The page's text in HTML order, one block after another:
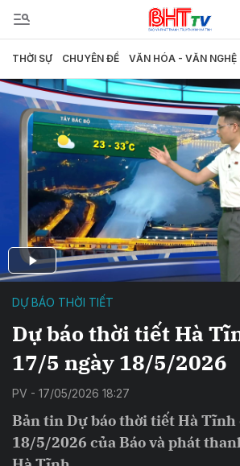
THỜI SỰ CHUYÊN ĐỀ VĂN HÓA - VĂN NGHỆ
DỰ BÁO THỜI TIẾT
Dự báo thời tiết Hà
17/5 ngày 18/5/2026
PV - 17/05/2026 18:27
Bản tin Dự báo thời tiết Hà Tĩnh
18/5/2026 của Báo và phát